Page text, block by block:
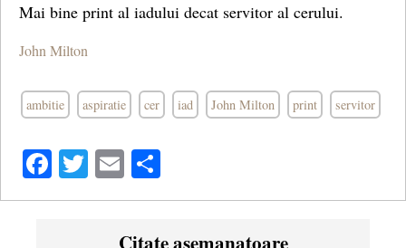
Mai bine print al iadului decat servitor al cerului.
John Milton
ambitie aspiratie cer iad John Milton print servitor
Facebook
Twitter
Email